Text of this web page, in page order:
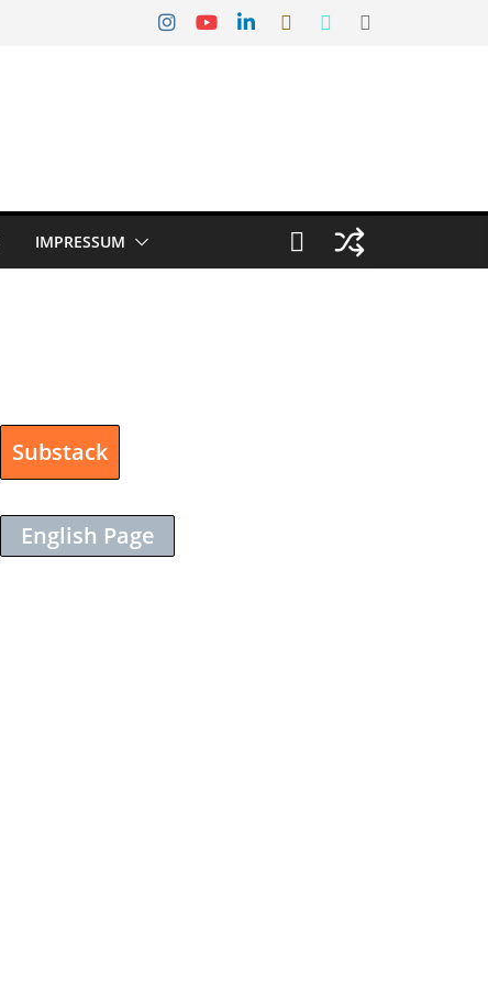
IMPRESSUM
Substack
English Page